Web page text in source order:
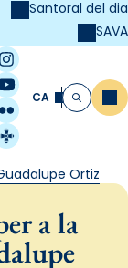
Santoral del dia
SAVA
Estel
CA Cerca
Ortiz
a la